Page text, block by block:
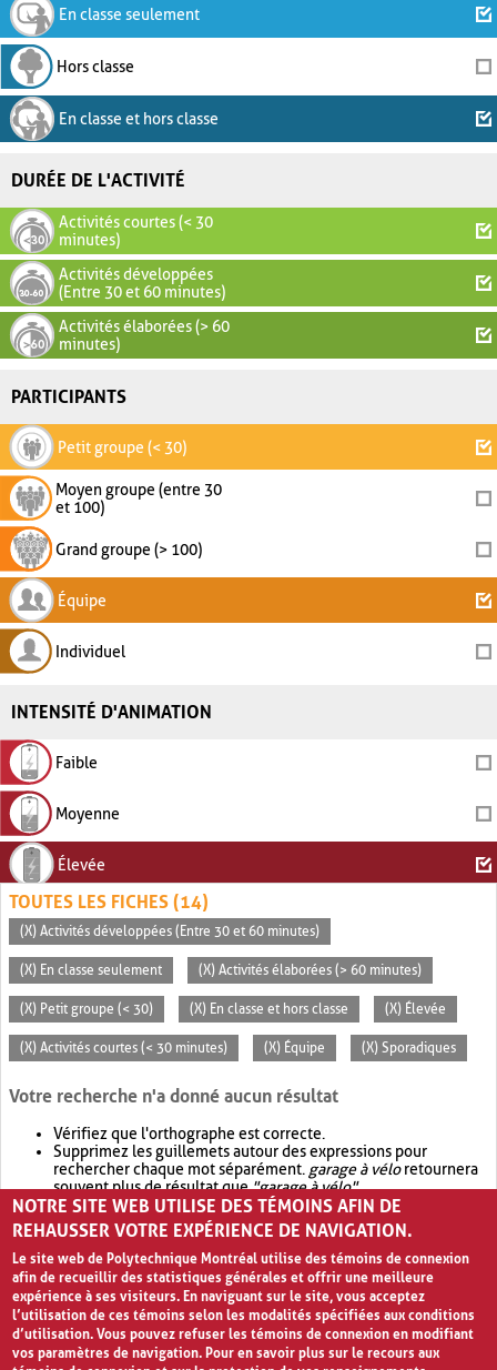
En classe seulement
Hors classe
En classe et hors classe
DURÉE DE L'ACTIVITÉ
Activités courtes (< 30
minutes)
Activités développées
(Entre 30 et 60 minutes)
Activités élaborées (> 60
minutes)
PARTICIPANTS
Petit groupe (< 30)
Moyen groupe (entre 30
et 100)
Grand groupe (> 100)
Équipe
Individuel
INTENSITÉ D'ANIMATION
Faible
Moyenne
Élevée
TOUTES LES FICHES (14)
(X) Activités développées (Entre 30 et 60 minutes)
(X) En classe seulement (X) Activités élaborées (> 60 minutes)
(X) Petit groupe (< 30) (X) En classe et hors classe (X) Élevée
(X) Activités courtes (< 30 minutes) (X) Équipe (X) Sporadiques
Votre recherche n'a donné aucun résultat
Vérifiez que l'orthographe est correcte.
Supprimez les guillemets autour des expressions pour
rechercher chaque mot séparément. garage à véloretournera
souvent plus de résultat que"garage à vélo".
Envisagez d'élargir votre recherche avec OR.garage OR vélo
retournera souvent plus de résultat quegarage à vélo
NOTRE SITE WEB UTILISE DES TÉMOINS AFIN DE
REHAUSSER VOTRE EXPÉRIENCE DE NAVIGATION.
Le site web de Polytechnique Montréal utilise des témoins de connexion
afin de recueillir des statistiques générales et offrir une meilleure
expérience à ses visiteurs. En naviguant sur le site, vous acceptez
l’utilisation de ces témoins selon les modalités spécifiées aux conditions
d’utilisation. Vous pouvez refuser les témoins de connexion en modifiant
vos paramètres de navigation. Pour en savoir plus sur le recours aux